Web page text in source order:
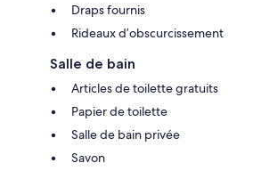
Draps fournis
Rideaux d’obscurcissement
Salle de bain
Articles de toilette gratuits
Papier de toilette
Salle de bain privée
Savon